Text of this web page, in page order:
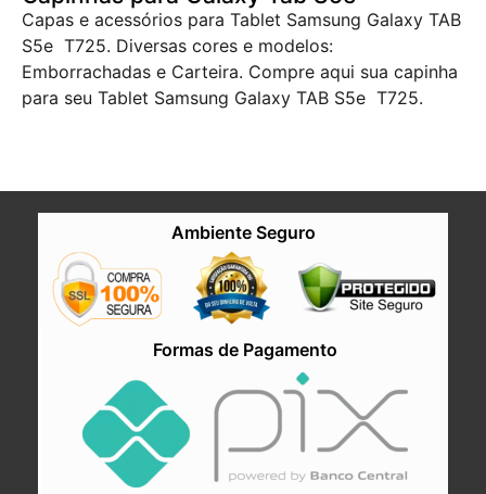
Capas e acessórios para Tablet Samsung Galaxy TAB
S5e T725. Diversas cores e modelos:
Emborrachadas e Carteira. Compre aqui sua capinha
para seu Tablet Samsung Galaxy TAB S5e T725.
Ambiente Seguro
Formas de Pagamento